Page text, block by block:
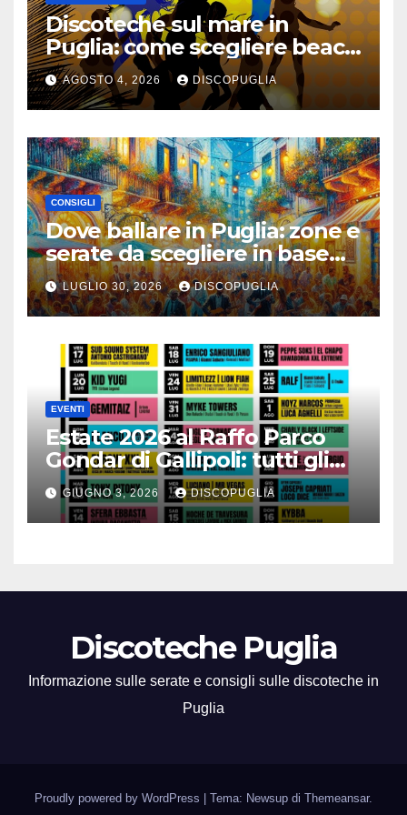
Discoteche sul mare in
Puglia: come scegliere beach
club e locali panoramici
AGOSTO 4, 2026 DISCOPUGLIA
CONSIGLI
Dove ballare in Puglia: zone e
serate da scegliere in base
alla vacanza
LUGLIO 30, 2026 DISCOPUGLIA
EVENTI
Estate 2026 al Raffo Parco
Gondar di Gallipoli: tutti gli
eventi da non perdere!
GIUGNO 3, 2026 DISCOPUGLIA
Discoteche Puglia
Informazione sulle serate e consigli sulle discoteche in
Puglia
Proudly powered by WordPress Tema: Newsup di Themeansar.